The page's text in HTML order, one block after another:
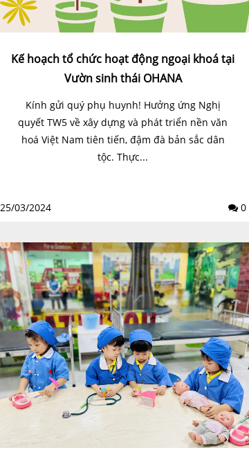
Kế hoạch tổ chức hoạt động ngoại khoá tại
Vườn sinh thái OHANA
Kính gửi quý phụ huynh! Hưởng ứng Nghị
quyết TW5 về xây dựng và phát triển nền văn
hoá Việt Nam tiên tiến, đậm đà bản sắc dân
tộc. Thực...
25/03/2024 0